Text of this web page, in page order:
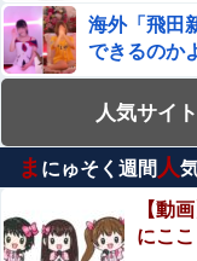
『I"s〈アイズ〉』
ンツを描く。これも
【動画】かもしれ
【画像】タトゥー
レはセクシー過ぎ
w w w w
【画像】田中みな実
海外「飛田
できるのか
【閲覧注意
ん」（キャ
【動画】両
と衝突し
エロ漫画『
人気サイ
ま にゅそく週間 人
【動
にこ